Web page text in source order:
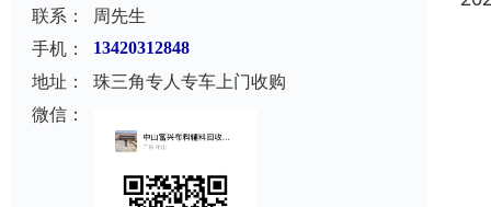
联系：
周先生
手机：
13420312848
地址：
珠三角专人专车上门收购
微信：